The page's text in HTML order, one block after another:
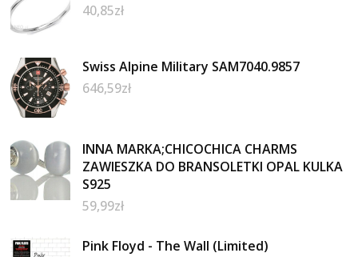
40,85zł
Swiss Alpine Military SAM7040.9857
646,59zł
INNA MARKA;CHICOCHICA CHARMS
ZAWIESZKA DO BRANSOLETKI OPAL KULKA
S925
59,99zł
Pink Floyd - The Wall (Limited)